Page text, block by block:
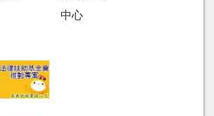
中心